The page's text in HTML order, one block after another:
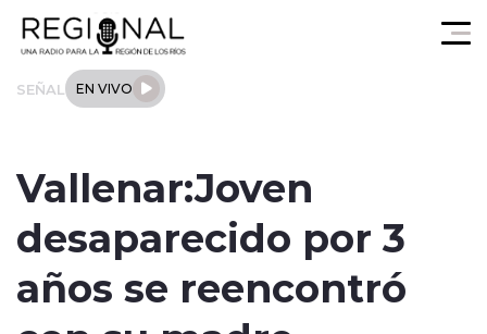
SEÑAL EN VIVO
Regional
Vallenar:Joven
desaparecido por 3
años se reencontró